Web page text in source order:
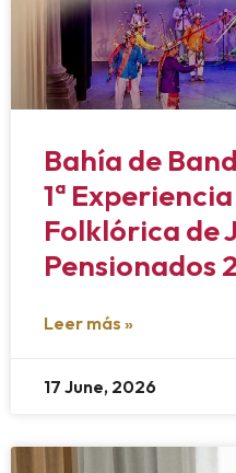
Bahía de
1ª
Folklórica de
Pensionados
Leer más »
17 June, 2026